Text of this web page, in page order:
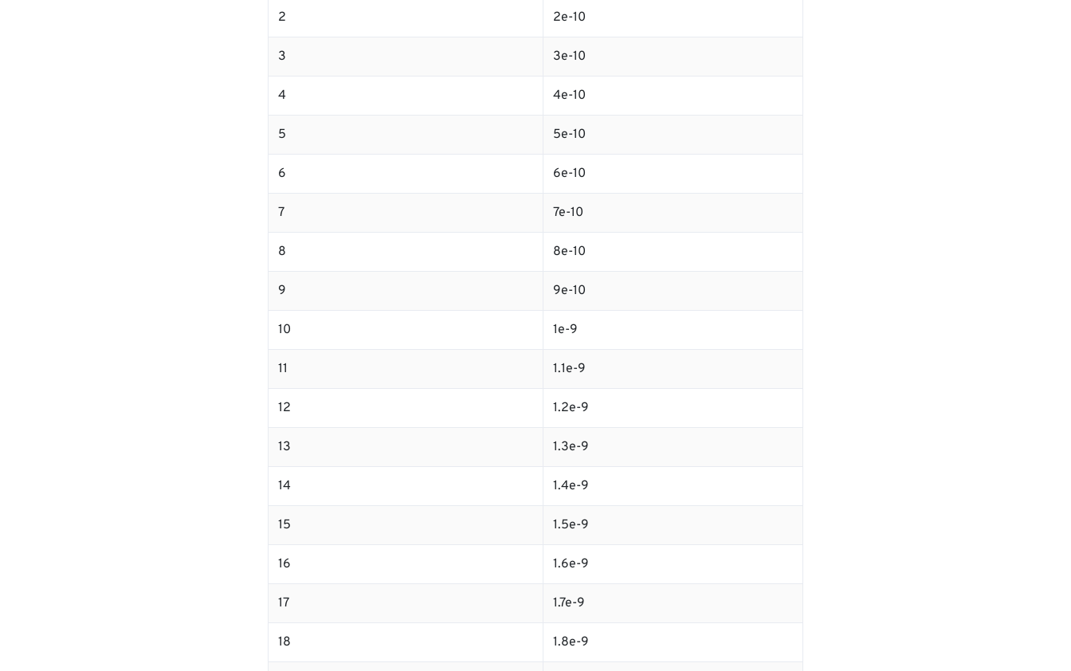
2 2e-10
3 3e-10
4 4e-10
5 5e-10
6 6e-10
7 7e-10
8 8e-10
9 9e-10
10 1e-9
11 1.1e-9
12 1.2e-9
13 1.3e-9
14 1.4e-9
15 1.5e-9
16 1.6e-9
17 1.7e-9
18 1.8e-9